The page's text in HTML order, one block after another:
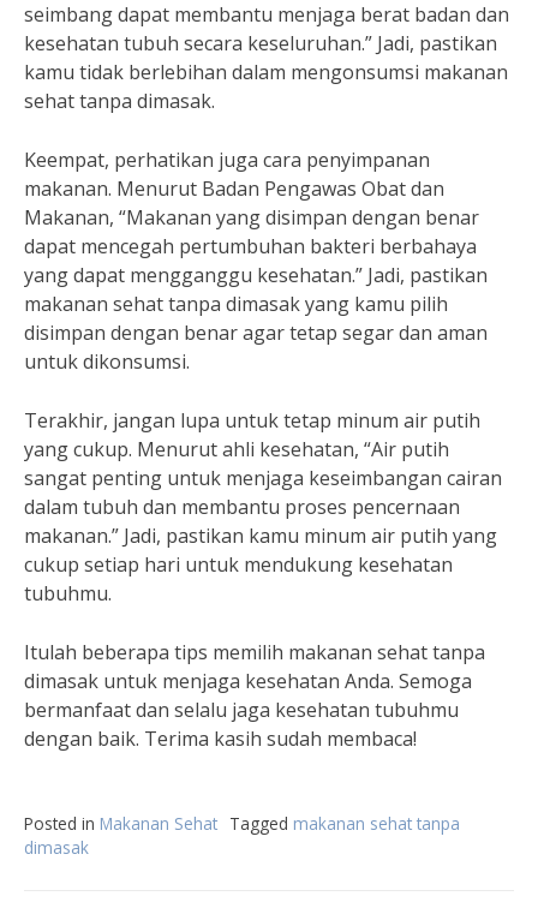
seimbang dapat membantu menjaga berat badan dan
kesehatan tubuh secara keseluruhan.” Jadi, pastikan
kamu tidak berlebihan dalam mengonsumsi makanan
sehat tanpa dimasak.
Keempat, perhatikan juga cara penyimpanan
makanan. Menurut Badan Pengawas Obat dan
Makanan, “Makanan yang disimpan dengan benar
dapat mencegah pertumbuhan bakteri berbahaya
yang dapat mengganggu kesehatan.” Jadi, pastikan
makanan sehat tanpa dimasak yang kamu pilih
disimpan dengan benar agar tetap segar dan aman
untuk dikonsumsi.
Terakhir, jangan lupa untuk tetap minum air putih
yang cukup. Menurut ahli kesehatan, “Air putih
sangat penting untuk menjaga keseimbangan cairan
dalam tubuh dan membantu proses pencernaan
makanan.” Jadi, pastikan kamu minum air putih yang
cukup setiap hari untuk mendukung kesehatan
tubuhmu.
Itulah beberapa tips memilih makanan sehat tanpa
dimasak untuk menjaga kesehatan Anda. Semoga
bermanfaat dan selalu jaga kesehatan tubuhmu
dengan baik. Terima kasih sudah membaca!
Posted in Makanan Sehat Tagged makanan sehat tanpa
dimasak